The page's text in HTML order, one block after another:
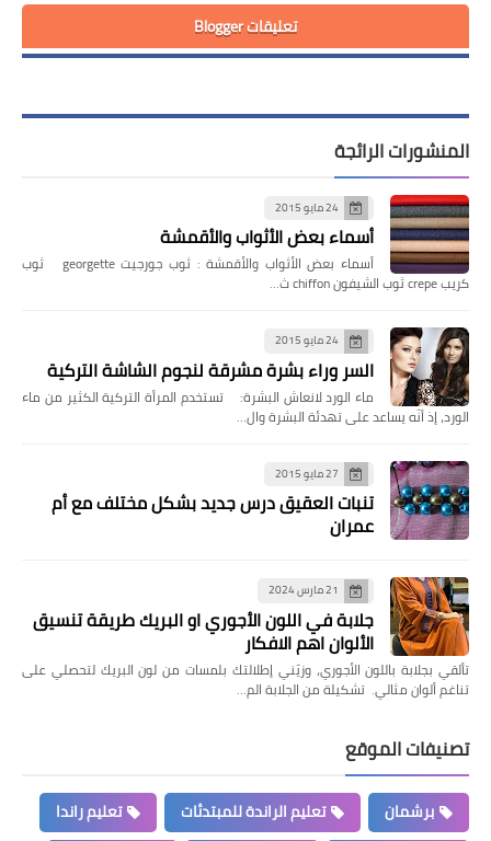
تعليقات Blogger
المنشورات الرائجة
24 مايو 2015
أسماء بعض الأثواب والأقمشة
أسماء بعض الأثواب والأقمشة : ثوب جورجيت georgette ثوب
كريب crepe ثوب الشيفون chiffon ث…
24 مايو 2015
السر وراء بشرة مشرقة لنجوم الشاشة التركية
ماء الورد لانعاش البشرة: تستخدم المرأة التركية الكثير من ماء
الورد، إذ أنّه يساعد على تهدئة البشرة وال…
27 مايو 2015
تنبات العقيق درس جديد بشكل مختلف مع أم
عمران
21 مارس 2024
جلابة في اللون الأجوري او البريك طريقة تنسيق
الألوان اهم الافكار
تألقي بجلابة باللون الأجوري، وزيّني إطلالتك بلمسات من لون البريك لتحصلي على
تناغم ألوان مثالي. تشكيلة من الجلابة الم…
تصنيفات الموقع
برشمان تعليم الراندة للمبتدئات تعليم راندا